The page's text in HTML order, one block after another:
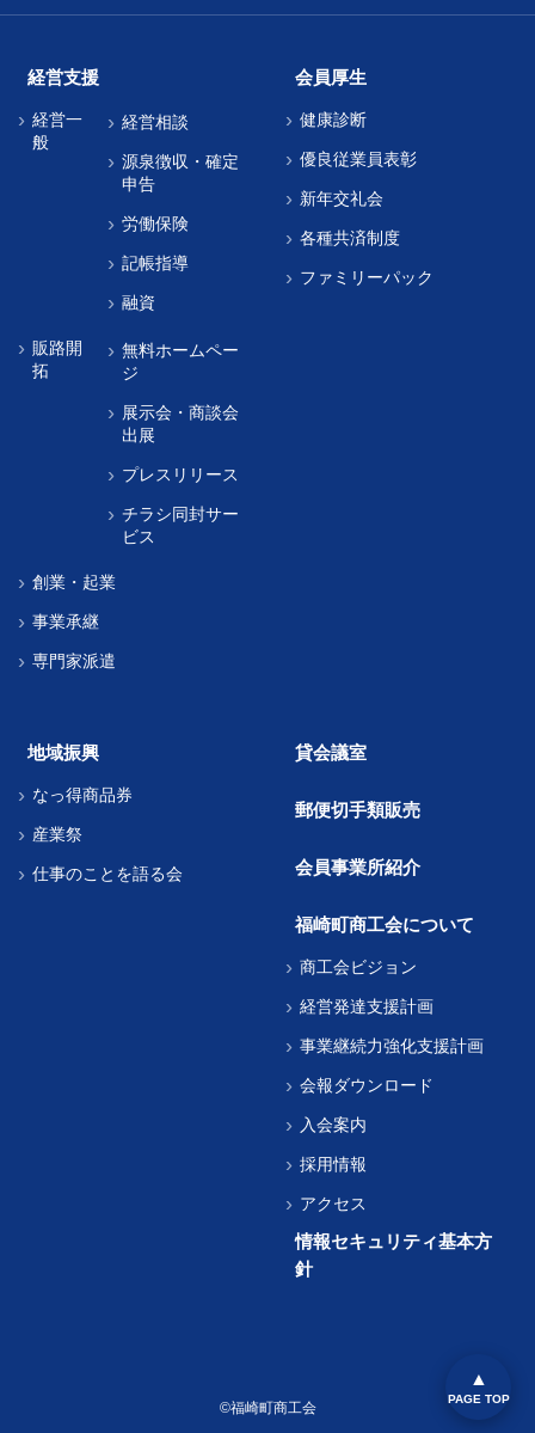
経営支援
経営一
般
経営相談
源泉徴収・確定
申告
労働保険
記帳指導
融資
販路開
拓
無料ホームペー
ジ
展示会・商談会
出展
プレスリリース
チラシ同封サー
ビス
創業・起業
事業承継
専門家派遣
会員厚生
健康診断
優良従業員表彰
新年交礼会
各種共済制度
ファミリーパック
地域振興
なっ得商品券
産業祭
仕事のことを語る会
貸会議室
郵便切手類販売
会員事業所紹介
福崎町商工会について
商工会ビジョン
経営発達支援計画
事業継続力強化支援計画
会報ダウンロード
入会案内
採用情報
アクセス
情報セキュリティ基本方
針
©福崎町商工会
PAGE TOP